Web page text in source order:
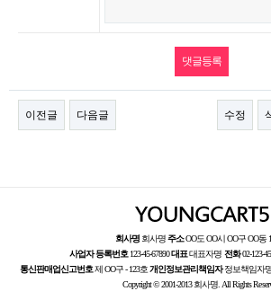
이전글 다음글 수정
회사명회사명주소OO도 OO시 OO구 OO동
사업자 등록번호123-45-67890대표대표자명 전화02-123-
통신판매업신고번호제 OO구 - 123호개인정보관리책임자정보책임자
Copyright © 2001-2013 회사명. All Rights